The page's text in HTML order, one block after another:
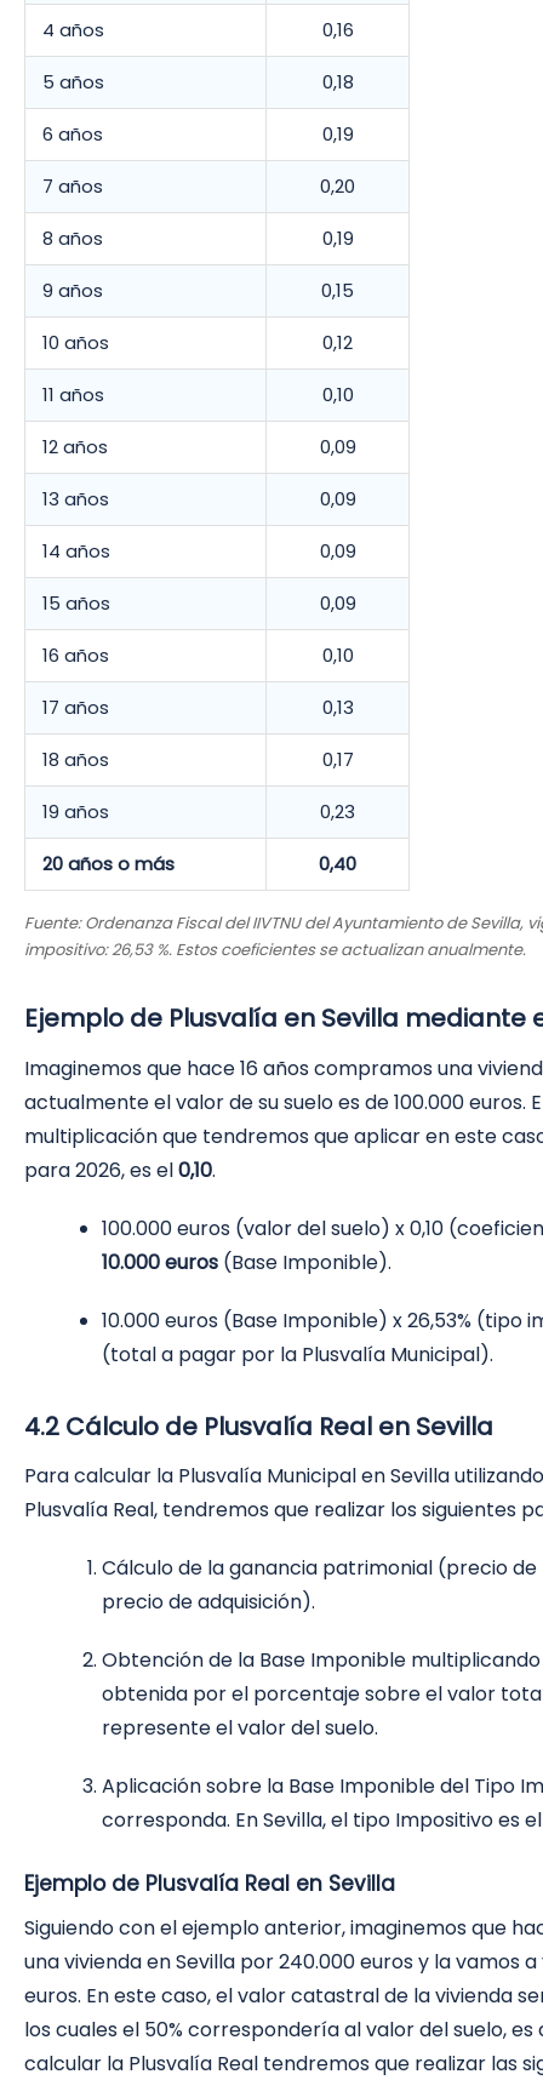
4 años 0,16
5 años 0,18
6 años 0,19
7 años 0,20
8 años 0,19
9 años 0,15
10 años 0,12
11 años 0,10
12 años 0,09
13 años 0,09
14 años 0,09
15 años 0,09
16 años 0,10
17 años 0,13
18 años 0,17
19 años 0,23
20 años o más 0,40
Fuente: Ordenanza Fiscal del IIVTNU del Ayuntamiento de Sevilla,
impositivo: 26,53 %. Estos coeficientes se actualizan anualmente.
Ejemplo de Plusvalía en Sevilla mediante
Imaginemos que hace 16 años compramos una
actualmente el valor de su suelo es de 100.000 euros.
multiplicación que tendremos que aplicar en este
para 2026, es el0,10.
100.000 euros (valor del suelo) x 0,10
10.000 euros (Base Imponible).
10.000 euros (Base Imponible) x 26,53% (tipo
(total a pagar por la Plusvalía Municipal).
4.2 Cálculo de Plusvalía Real en Sevilla
Para calcular la Plusvalía Municipal en Sevilla
Plusvalía Real, tendremos que realizar los siguientes
Cálculo de la ganancia patrimonial (precio
precio de adquisición).
Obtención de la Base Imponible
obtenida por el porcentaje sobre el valor
represente el valor del suelo.
Aplicación sobre la Base Imponible del Tipo
corresponda. En Sevilla, el tipo Impositivo es
Ejemplo de Plusvalía Real en Sevilla
Siguiendo con el ejemplo anterior, imaginemos que
una vivienda en Sevilla por 240.000 euros y la vamos
euros. En este caso, el valor catastral de la vivienda
los cuales el 50% correspondería al valor del suelo, es
calcular la Plusvalía Real tendremos que realizar las